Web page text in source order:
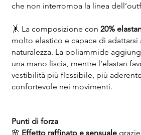
che non interrompa la linea
🤸 La composizione con 20%
molto elastico e capace di adattarsi
naturalezza. La poliammide
una mano liscia, mentre l’elastan
vestibilità più flessibile, più
confortevole nei movimenti.
Punti di forza
🌸 Effetto raffinato e sensuale